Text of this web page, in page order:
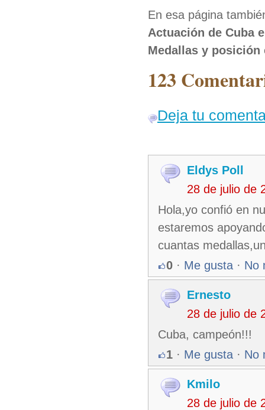
En esa página
Actuación de Cuba
Medallas y posición
123
Deja tu
Eldys Poll
28 de julio de
Hola,yo confió en
estaremos
cuantas
0 · Me gusta · No
Ernesto
28 de julio de
Cuba, campeón!!!
1 · Me gusta · No
Kmilo
28 de julio de